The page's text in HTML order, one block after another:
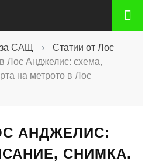
САЩ ›
Статии от Лос
Лос Анджелис: схема,
на метрото в Лос
АНДЖЕЛИС:
СНИМКА.